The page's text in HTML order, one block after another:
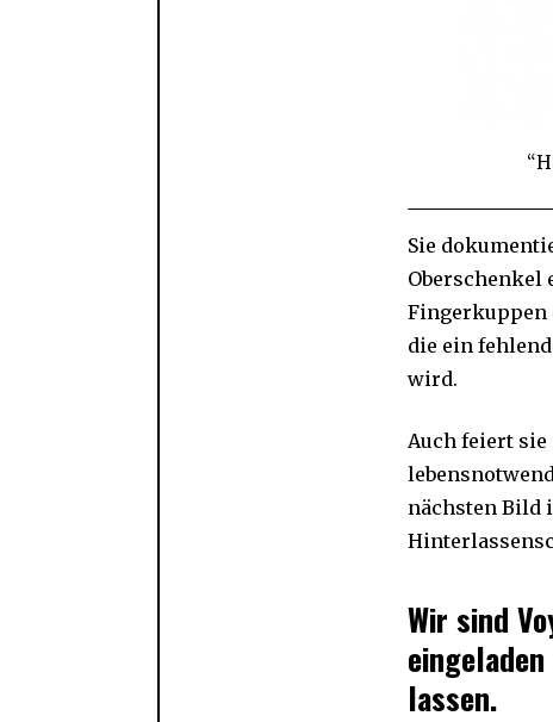
Sie
Oberschenkel
Fingerkuppen
die ein
wird.
Auch feiert
nächsten Bild
Wir sind
lassen.